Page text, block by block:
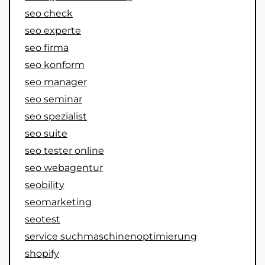
seo check
seo experte
seo firma
seo konform
seo manager
seo seminar
seo spezialist
seo suite
seo tester online
seo webagentur
seobility
seomarketing
seotest
service suchmaschinenoptimierung
shopify